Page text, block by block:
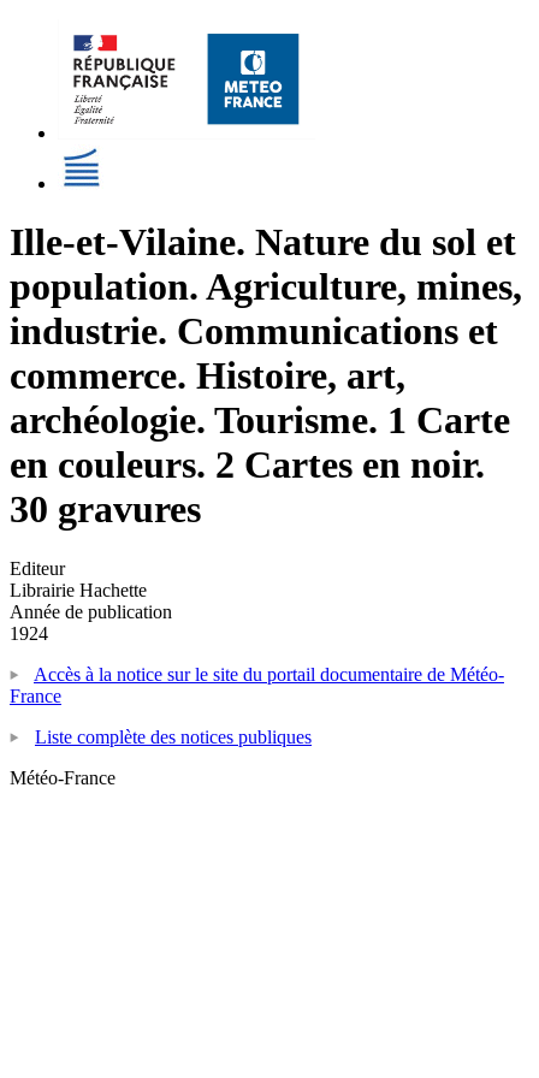
Ille-et-Vilaine. Nature du sol et
population. Agriculture, mines,
industrie. Communications et
commerce. Histoire, art,
archéologie. Tourisme. 1 Carte
en couleurs. 2 Cartes en noir.
30 gravures
Editeur
Librairie Hachette
Année de publication
1924
Accès à la notice sur le site du portail documentaire de Météo-
France
Liste complète des notices publiques
Météo-France